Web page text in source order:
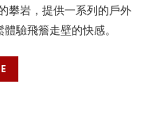
攀岩，提供一系列的戶外
驗飛簷走壁的快感。